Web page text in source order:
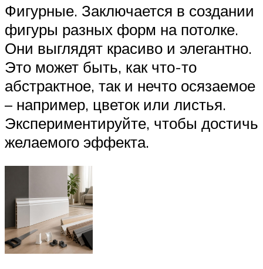
Фигурные. Заключается в создании
фигуры разных форм на потолке.
Они выглядят красиво и элегантно.
Это может быть, как что-то
абстрактное, так и нечто осязаемое
– например, цветок или листья.
Экспериментируйте, чтобы достичь
желаемого эффекта.